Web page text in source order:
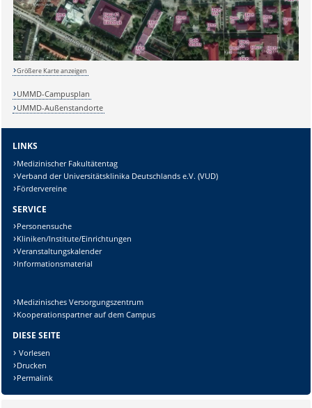
Lösung:
Größere Karte anzeigen
UMMD-Campusplan
UMMD-Außenstandorte
LINKS
Medizinischer Fakultätentag
Verband der Universitätsklinika Deutschlands e.V. (VUD)
Fördervereine
SERVICE
Personensuche
Kliniken/Institute/Einrichtungen
Veranstaltungskalender
Informationsmaterial
Medizinisches Versorgungszentrum
Kooperationspartner auf dem Campus
DIESE SEITE
Vorlesen
Drucken
Permalink